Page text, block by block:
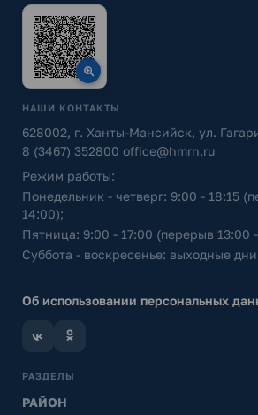
НАШИ КОНТАКТЫ
628002, г. Ханты-Мансийск, ул.
8 (3467) 352800 office@hmrn.ru
Режим работы:
Понедельник - четверг: 9:00 - 18:15
14:00);
Пятница: 9:00 - 17:00 (перерыв 13:00
Суббота - воскресенье: выходные
Об использовании персональных
РАЗДЕЛЫ
РАЙОН